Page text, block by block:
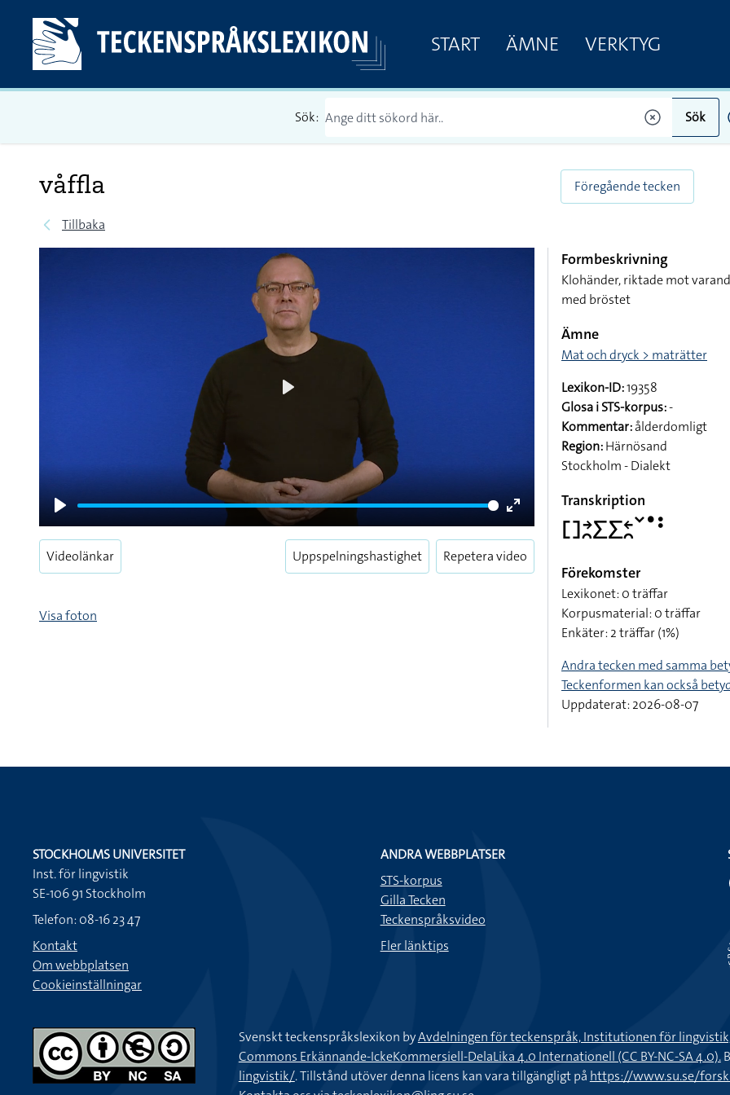
START ÄMNE VERKTYG
Sök: Sök
våffla
Tillbaka
Föregående tecken
Play
Enter
fullscreen
Videolänkar Uppspelningshastighet Repetera video
Visa foton
Formbeskrivning
Klohänder, riktade mot
med bröstet
Ämne
Mat och dryck > maträtter
Lexikon-ID:19358
Glosa i STS-korpus:-
Kommentar:ålderdomligt
Region:Härnösand
Stockholm - Dialekt
Transkription
􌤓􌥔􌥘􌤥􌤥􌥓􌥘􌥧􌤟􌥻
Förekomster
Lexikonet: 0 träffar
Korpusmaterial: 0 träffar
Enkäter: 2 träffar (1%)
Andra tecken med samma
Teckenformen kan också
Uppdaterat: 2026-08-07
STOCKHOLMS UNIVERSITET
Inst. för lingvistik
SE-106 91 Stockholm
Telefon: 08-16 23 47
Kontakt
Om webbplatsen
Cookieinställningar
ANDRA WEBBPLATSER
STS-korpus
Gilla Tecken
Teckenspråksvideo
Fler länktips
Svenskt teckenspråkslexikon byAvdelningen för teckenspråk, Institutionen för
Commons Erkännande-IckeKommersiell-DelaLika 4.0 Internationell (CC BY-NC-SA 4.0).
lingvistik/. Tillstånd utöver denna licens kan vara tillgängligt på https://www.su.se/